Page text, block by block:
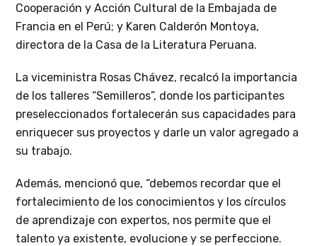
Cooperación y Acción Cultural de la Embajada de
Francia en el Perú; y Karen Calderón Montoya,
directora de la Casa de la Literatura Peruana.
La viceministra Rosas Chávez, recalcó la importancia
de los talleres “Semilleros”, donde los participantes
preseleccionados fortalecerán sus capacidades para
enriquecer sus proyectos y darle un valor agregado a
su trabajo.
Además, mencionó que, “debemos recordar que el
fortalecimiento de los conocimientos y los círculos
de aprendizaje con expertos, nos permite que el
talento ya existente, evolucione y se perfeccione.